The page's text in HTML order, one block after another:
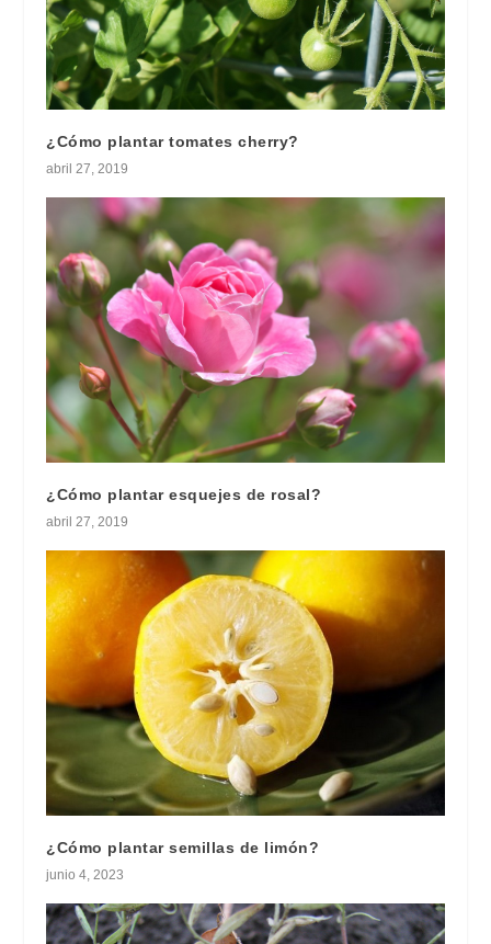
¿Cómo plantar tomates cherry?
abril 27, 2019
¿Cómo plantar esquejes de rosal?
abril 27, 2019
¿Cómo plantar semillas de limón?
junio 4, 2023